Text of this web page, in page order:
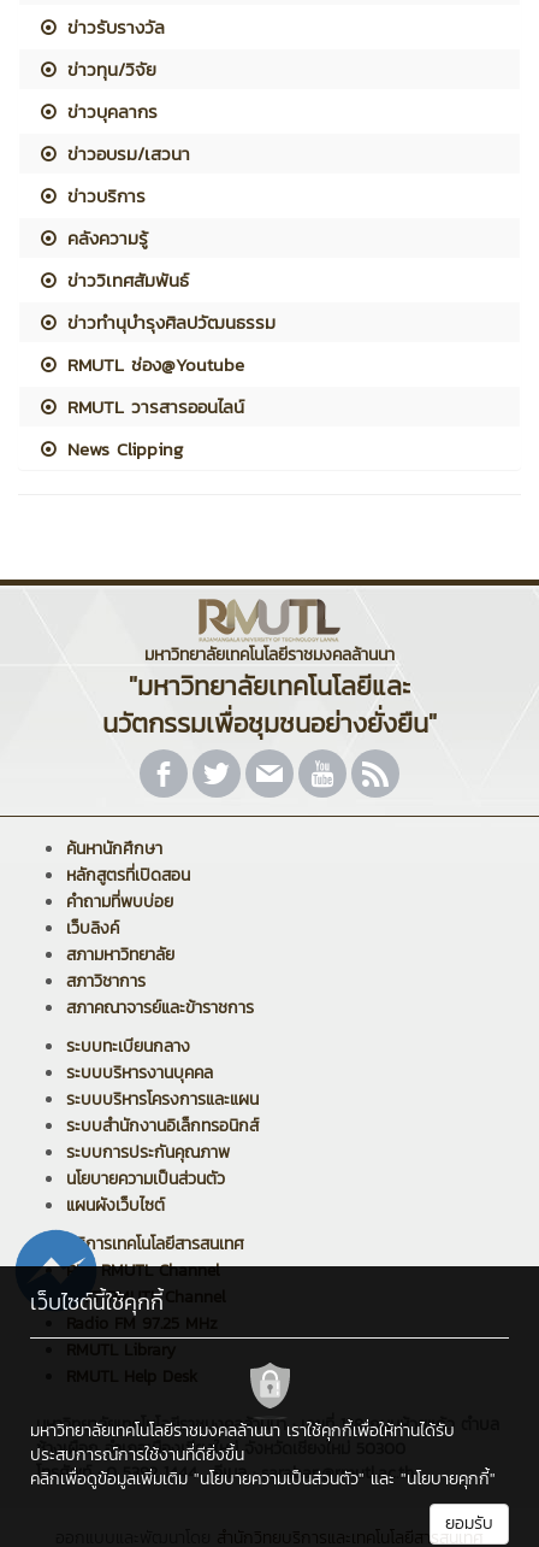
ข่าวรับรางวัล
ข่าวทุน/วิจัย
ข่าวบุคลากร
ข่าวอบรม/เสวนา
ข่าวบริการ
คลังความรู้
ข่าววิเทศสัมพันธ์
ข่าวทำนุบำรุงศิลปวัฒนธรรม
RMUTL ช่อง@Youtube
RMUTL วารสารออนไลน์
News Clipping
มหาวิทยาลัยเทคโนโลยีราชมงคลล้านนา
"มหาวิทยาลัยเทคโนโลยีและ
นวัตกรรมเพื่อชุมชนอย่างยั่งยืน"
ค้นหานักศึกษา
หลักสูตรที่เปิดสอน
คำถามที่พบบ่อย
เว็บลิงค์
สภามหาวิทยาลัย
สภาวิชาการ
สภาคณาจารย์และข้าราชการ
ระบบทะเบียนกลาง
ระบบบริหารงานบุคคล
ระบบบริหารโครงการและแผน
ระบบสำนักงานอิเล็กทรอนิกส์
ระบบการประกันคุณภาพ
นโยบายความเป็นส่วนตัว
แผนผังเว็บไซต์
บริการเทคโนโลยีสารสนเทศ
PPR RMUTL Channel
ARIT RMUTL Channel
Radio FM 97.25 MHz
มหาวิทยาลัยเทคโนโลยีราชมงคลล้านนา : เลขที่ 128 ถนนห้วยแก้ว ตำบล
ช้างเผือก อำเภอเมืองเชียงใหม่ จังหวัดเชียงใหม่ 50300
โทรศัพท์ : 0 5392 1444 , อีเมล : saraban@rmutl.ac.th
เว็บไซต์นี้ใช้คุกกี้
มหาวิทยาลัยเทคโนโลยีราชมงคลล้านนา เราใช้คุกกี้เพื่อให้ท่านได้รับ
ประสบการณ์การใช้งานที่ดียิ่งขึ้น
คลิกเพื่อดูข้อมูลเพิ่มเติม "นโยบายความเป็นส่วนตัว" และ "นโยบายคุกกี้"
ยอมรับ
สำนักวิทยบริการและเทคโนโลยีสารสนเทศ